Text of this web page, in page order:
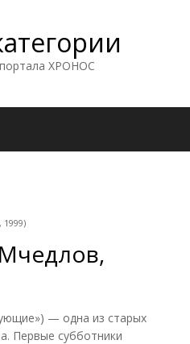
ХРОНОС
— одна из старых
Первые субботники